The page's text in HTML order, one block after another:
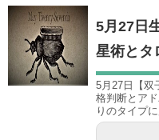
5月27日
星術とタ
5月27日【双
格判断とア
りのタイプ